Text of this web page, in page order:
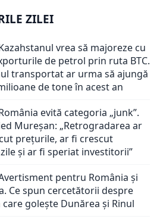
ZILEI
vrea să majoreze cu
de petrol prin ruta BTC.
transportat ar urma să ajungă
de tone în acest an
evită categoria „junk”.
Mureșan: „Retrogradarea ar
preţurile, ar fi crescut
şi ar fi speriat investitorii”
pentru România și
Ce spun cercetătorii despre
care golește Dunărea și Rinul